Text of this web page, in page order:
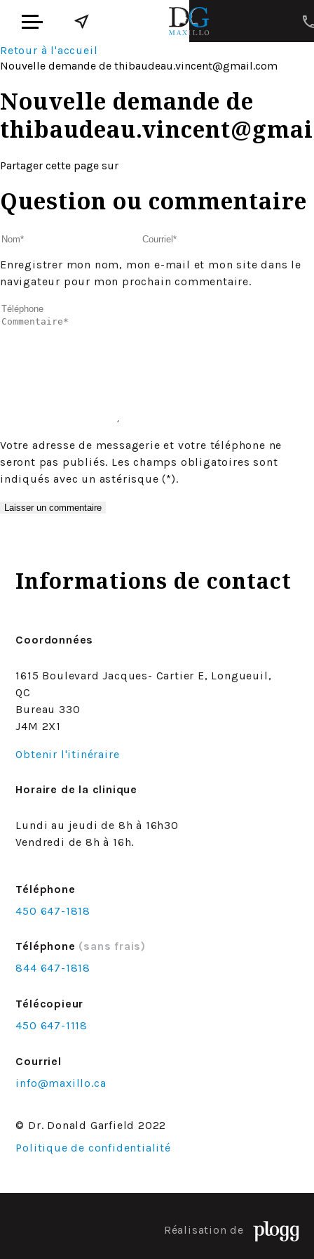
Retour à l'accueil
Nouvelle demande de thibaudeau.vincent@gmail.com
Nouvelle demande de
Partager cette page sur
Question ou commentaire
Enregistrer mon nom, mon e-mail et mon site dans le
navigateur pour mon prochain commentaire.
Votre adresse de messagerie et votre téléphone ne
seront pas publiés. Les champs obligatoires sont
indiqués avec un astérisque (*).
Informations de contact
Coordonnées
1615 Boulevard Jacques- Cartier E, Longueuil,
QC
Bureau 330
J4M 2X1
Obtenir l'itinéraire
Horaire de la clinique
Lundi au jeudi de 8h à 16h30
Vendredi de 8h à 16h.
Téléphone
450 647-1818
Téléphone (sans frais)
844 647-1818
Télécopieur
450 647-1118
Courriel
info@maxillo.ca
© Dr. Donald Garfield 2022
Politique de confidentialité
Réalisation de